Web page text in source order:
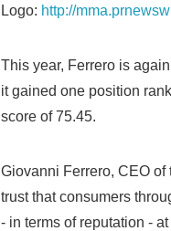
Logo: http://
This year, Ferrero is
it gained one position
score of 75.45.
Giovanni Ferrero, CEO of
trust that consumers
- in terms of reputation -